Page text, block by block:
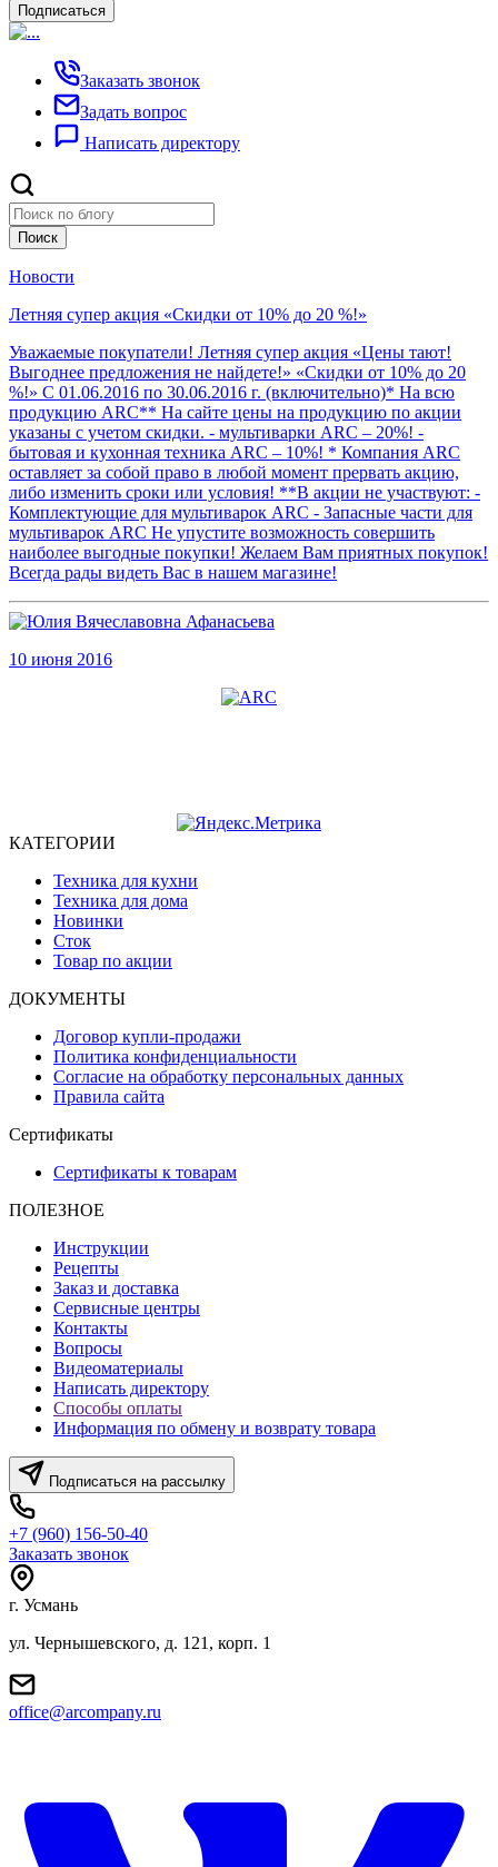
Подписаться
Заказать звонок
Задать вопрос
Написать директору
Поиск
Новости
Летняя супер акция «Скидки от 10% до 20 %!»
Уважаемые покупатели! Летняя супер акция «Цены тают!
Выгоднее предложения не найдете!» «Скидки от 10% до 20
%!» С 01.06.2016 по 30.06.2016 г. (включительно)* На всю
продукцию ARC** На сайте цены на продукцию по акции
указаны с учетом скидки. - мультиварки ARC – 20%! -
бытовая и кухонная техника ARC – 10%! * Компания ARC
оставляет за собой право в любой момент прервать акцию,
либо изменить сроки или условия! **В акции не участвуют: -
Комплектующие для мультиварок ARC - Запасные части для
мультиварок ARC Не упустите возможность совершить
наиболее выгодные покупки! Желаем Вам приятных покупок!
Всегда рады видеть Вас в нашем магазине!
10 июня 2016
КАТЕГОРИИ
Техника для кухни
Техника для дома
Новинки
Сток
Товар по акции
ДОКУМЕНТЫ
Договор купли-продажи
Политика конфиденциальности
Согласие на обработку персональных данных
Правила сайта
Сертификаты
Сертификаты к товарам
ПОЛЕЗНОЕ
Инструкции
Рецепты
Заказ и доставка
Сервисные центры
Контакты
Вопросы
Видеоматериалы
Написать директору
Способы оплаты
Информация по обмену и возврату товара
Подписаться на рассылку
+7 (960) 156-50-40
Заказать звонок
г. Усмань
ул. Чернышевского, д. 121, корп. 1
office@arcompany.ru